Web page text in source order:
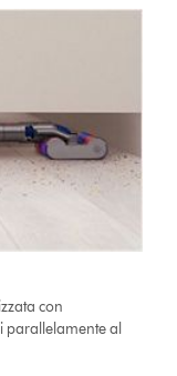
con
parallelamente al